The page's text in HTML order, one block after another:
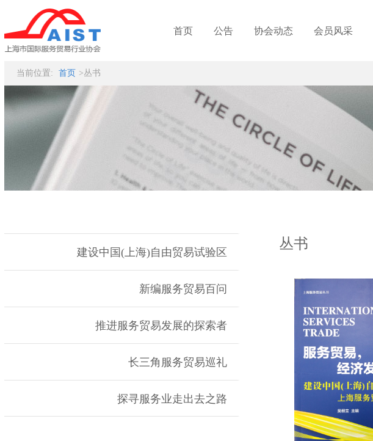
首页 公告 协会动态 会员风采
当前位置: 首页 >丛书
建设中国(上海)自由贸易试验区
新编服务贸易百问
推进服务贸易发展的探索者
长三角服务贸易巡礼
探寻服务业走出去之路
丛书